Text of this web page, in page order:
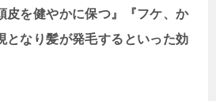
皮を健やかに保つ』『フケ、か
となり髪が発毛するといった効